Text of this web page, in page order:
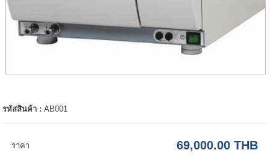
รหัสสินค้า :AB001
ราคา 69,000.00 THB